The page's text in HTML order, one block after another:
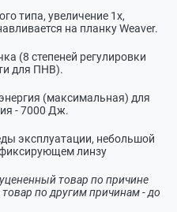
типа, увеличение 1х,
на планку Weaver.
(8 степеней регулировки
для ПНВ).
(максимальная) для
- 7000 Дж.
эксплуатации, небольшой
линзу
товар по причине
по другим причинам - до